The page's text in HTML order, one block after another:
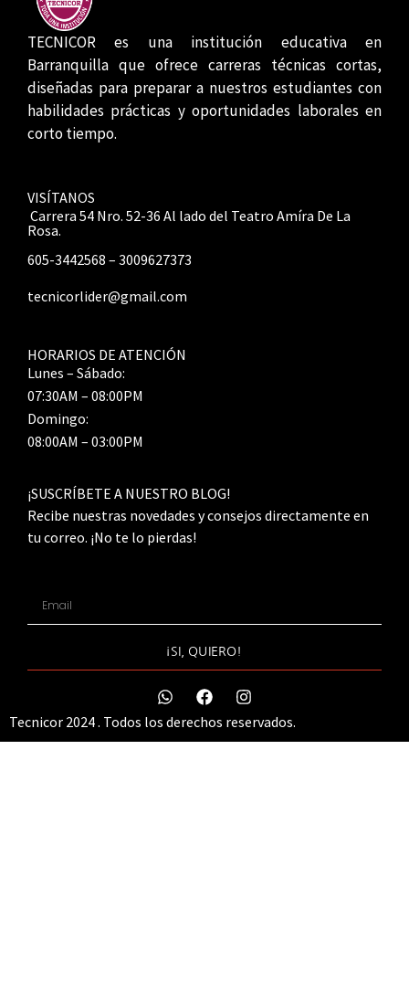
TECNICOR es una institución educativa en
Barranquilla que ofrece carreras técnicas cortas,
diseñadas para preparar a nuestros estudiantes con
habilidades prácticas y oportunidades laborales en
corto tiempo.
VISÍTANOS
Carrera 54 Nro. 52-36 Al lado del Teatro Amíra De La
Rosa.
605-3442568 – 3009627373
tecnicorlider@gmail.com
HORARIOS DE ATENCIÓN
Lunes – Sábado:
07:30AM – 08:00PM
Domingo:
08:00AM – 03:00PM
¡SUSCRÍBETE A NUESTRO BLOG!
Recibe nuestras novedades y consejos directamente en
tu correo. ¡No te lo pierdas!
¡SI, QUIERO!
Tecnicor 2024 . Todos los derechos reservados.